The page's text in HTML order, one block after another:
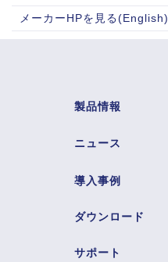
メーカーHPを見る(English)
製品情報
ニュース
導入事例
ダウンロード
サポート